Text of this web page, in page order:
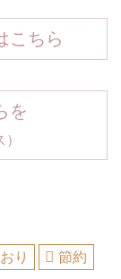
こちら
を
り 節約